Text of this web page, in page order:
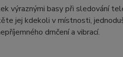
výraznými basy při sledování
jej kdekoli v místnosti,
drnčení a vibrací.